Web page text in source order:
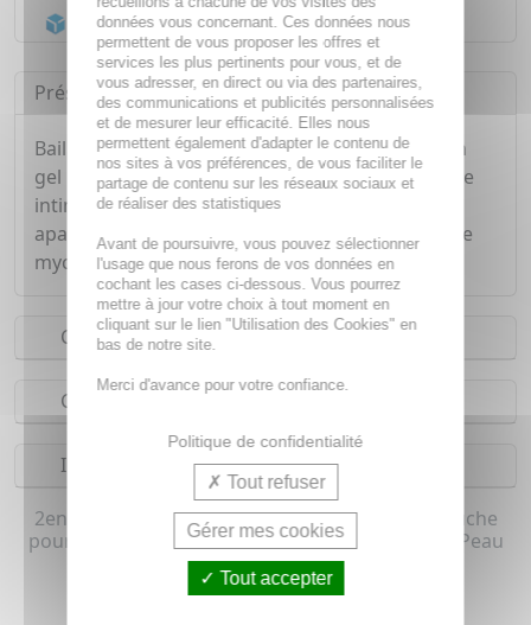
Acheminement Chronoposten 24h*
Présentation
Bailleul-Biorga Mycogel Gel Lavant 150 ml est un
gel lavant pour le corps, le cuir chevelu et la zone
intime. À base de ciclopirox olamine, il nettoie,
apaise et protège les peaux sensibles à tendance
mycosique.
Conseils d'utilisation
Composition
Indications
2en1 Cheveux et corps, Soin mycoses et Gel douche
pour homme et femme (Tous types de peaux et Peau
sensible, peau à rougeur, Cuir chevelu irrité)
données vous concernant. Ces données nous
permettent de vous proposer les offres et
services les plus pertinents pour vous, et de
vous adresser, en direct ou via des partenaires,
des communications et publicités personnalisées
et de mesurer leur efficacité. Elles nous
permettent également d'adapter le contenu de
nos sites à vos préférences, de vous faciliter le
partage de contenu sur les réseaux sociaux et
de réaliser des statistiques
Avant de poursuivre, vous pouvez sélectionner
l'usage que nous ferons de vos données en
cochant les cases ci-dessous. Vous pourrez
mettre à jour votre choix à tout moment en
cliquant sur le lien "Utilisation des Cookies" en
bas de notre site.
Merci d'avance pour votre confiance.
Politique de confidentialité
Tout refuser
Gérer mes cookies
Tout accepter